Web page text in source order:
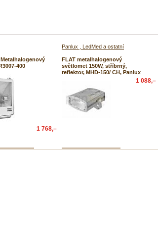
Metalhalogenový
400
1 768,–
Panlux , LedMed a ostatní
FLAT metalhalogenový
světlomet 150W, stříbrný,
reflektor, MHD-150/ CH, Panlux
1 088,–